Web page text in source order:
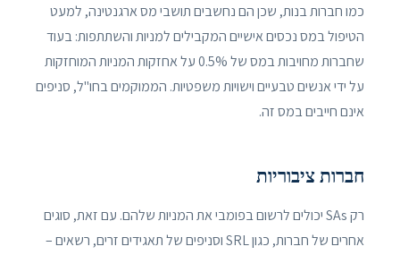
כמו חברות בנות, שכן הם נחשבים תושבי מס ארגנטינה, למעט
הטיפול במס נכסים אישיים המקבילים למניות והשתתפות: בעוד
שחברות מחויבות במס של 0.5% על אחזקות המניות המוחזקות
על ידי אנשים טבעיים וישויות משפטיות. הממוקמים בחו"ל, סניפים
אינם חייבים במס זה.
חברות ציבוריות
רק SAs יכולים לרשום בפומבי את המניות שלהם. עם זאת, סוגים
אחרים של חברות, כגון SRL וסניפים של תאגידים זרים, רשאים –